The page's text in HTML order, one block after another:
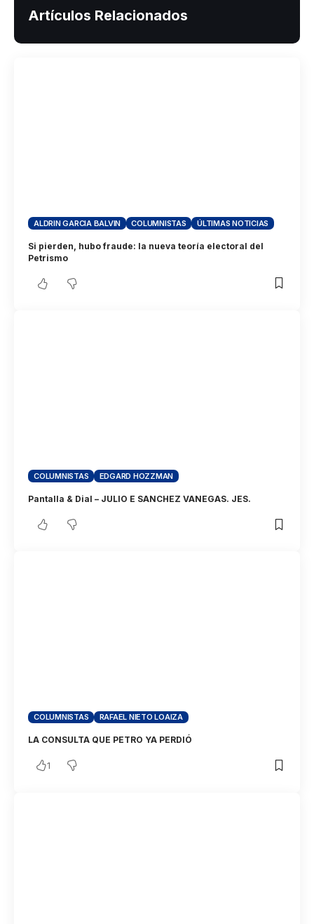
Artículos Relacionados
ALDRIN GARCIA BALVIN COLUMNISTAS ÚLTIMAS NOTICIAS
Si pierden, hubo fraude: la nueva teoría electoral del
Petrismo
COLUMNISTAS EDGARD HOZZMAN
Pantalla & Dial – JULIO E SANCHEZ VANEGAS. JES.
COLUMNISTAS RAFAEL NIETO LOAIZA
LA CONSULTA QUE PETRO YA PERDIÓ
1